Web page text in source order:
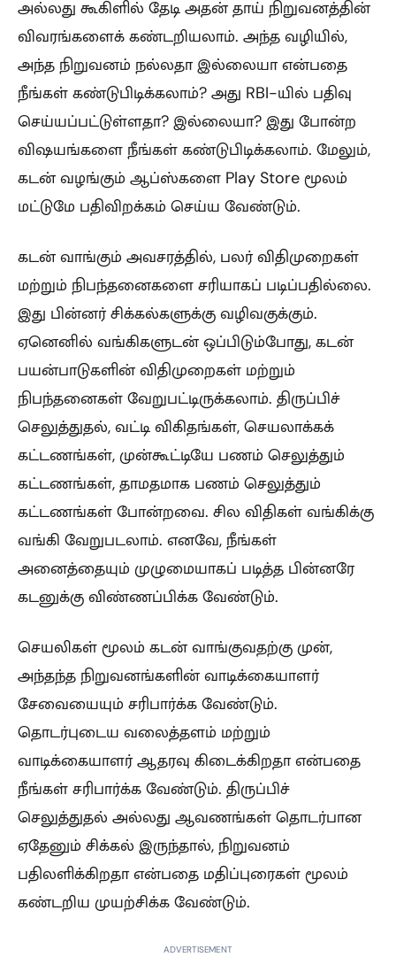
அல்லது கூகிளில் தேடி அதன் தாய் நிறுவனத்தின்
விவரங்களைக் கண்டறியலாம். அந்த வழியில்,
அந்த நிறுவனம் நல்லதா இல்லையா என்பதை
நீங்கள் கண்டுபிடிக்கலாம்? அது RBI-யில் பதிவு
செய்யப்பட்டுள்ளதா? இல்லையா? இது போன்ற
விஷயங்களை நீங்கள் கண்டுபிடிக்கலாம். மேலும்,
கடன் வழங்கும் ஆப்ஸ்களை Play Store மூலம்
மட்டுமே பதிவிறக்கம் செய்ய வேண்டும்.
கடன் வாங்கும் அவசரத்தில், பலர் விதிமுறைகள்
மற்றும் நிபந்தனைகளை சரியாகப் படிப்பதில்லை.
இது பின்னர் சிக்கல்களுக்கு வழிவகுக்கும்.
ஏனெனில் வங்கிகளுடன் ஒப்பிடும்போது, கடன்
பயன்பாடுகளின் விதிமுறைகள் மற்றும்
நிபந்தனைகள் வேறுபட்டிருக்கலாம். திருப்பிச்
செலுத்துதல், வட்டி விகிதங்கள், செயலாக்கக்
கட்டணங்கள், முன்கூட்டியே பணம் செலுத்தும்
கட்டணங்கள், தாமதமாக பணம் செலுத்தும்
கட்டணங்கள் போன்றவை. சில விதிகள் வங்கிக்கு
வங்கி வேறுபடலாம். எனவே, நீங்கள்
அனைத்தையும் முழுமையாகப் படித்த பின்னரே
கடனுக்கு விண்ணப்பிக்க வேண்டும்.
செயலிகள் மூலம் கடன் வாங்குவதற்கு முன்,
அந்தந்த நிறுவனங்களின் வாடிக்கையாளர்
சேவையையும் சரிபார்க்க வேண்டும்.
தொடர்புடைய வலைத்தளம் மற்றும்
வாடிக்கையாளர் ஆதரவு கிடைக்கிறதா என்பதை
நீங்கள் சரிபார்க்க வேண்டும். திருப்பிச்
செலுத்துதல் அல்லது ஆவணங்கள் தொடர்பான
ஏதேனும் சிக்கல் இருந்தால், நிறுவனம்
பதிலளிக்கிறதா என்பதை மதிப்புரைகள் மூலம்
கண்டறிய முயற்சிக்க வேண்டும்.
ADVERTISEMENT